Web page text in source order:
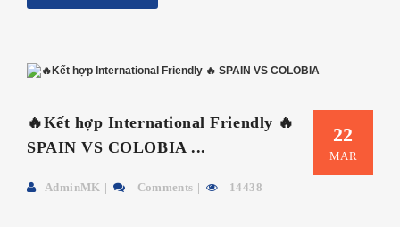
22
MAR
🔥Kết hợp International Friendly 🔥
SPAIN VS COLOBIA ...
AdminMK Comments 14438